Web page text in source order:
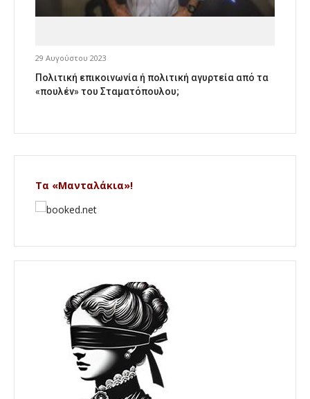
29 Αυγούστου 2023
Πολιτική επικοινωνία ή πολιτική αγυρτεία από τα
«πουλέν» του Σταματόπουλου;
Τα «Μανταλάκια»!